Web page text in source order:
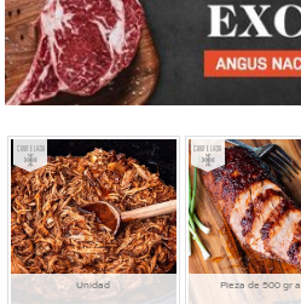
Unidad
Congelado
Pieza de 500 gr
Congelado